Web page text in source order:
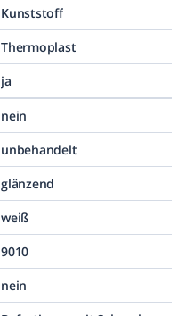
Kunststoff
Thermoplast
ja
nein
unbehandelt
glänzend
weiß
9010
nein